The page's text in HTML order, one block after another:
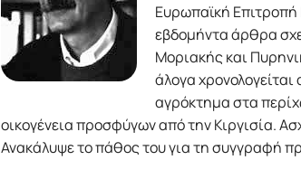
Ευρωπαϊκή Επιτροπή
εβδομήντα άρθρα
Μοριακής και
άλογα
αγρόκτημα στα
οικογένεια προσφύγων από την Κιργισία.
Ανακάλυψε το πάθος του για τη συγγραφή